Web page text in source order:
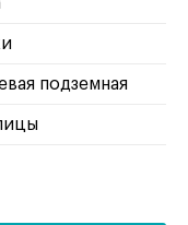
подземная